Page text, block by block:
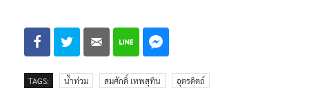
TAGS: น้ำท่วม สมศักดิ์ เทพสุทิน อุตรดิตถ์